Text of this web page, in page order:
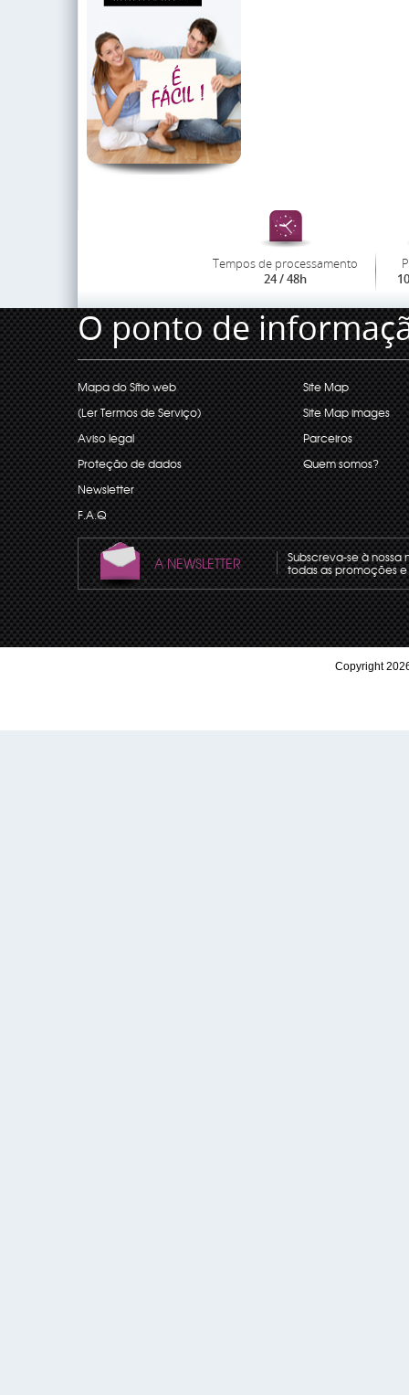
Tempos de processamento
24 / 48h
O ponto de
Mapa do Sítio web
(Ler Termos de Serviço)
Aviso legal
Proteção de dados
Newsletter
F.A.Q
Site Map
Site Map images
Parceiros
Quem somos?
A NEWSLETTER Subscreva-se à
todas as promoções
Copyright